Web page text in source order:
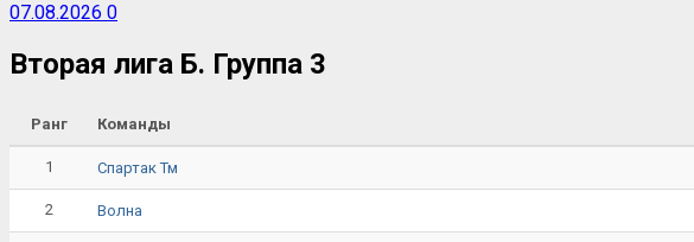
07.08.2026 0
Вторая лига Б. Группа 3
Ранг Команды
1 Спартак Тм
2 Волна